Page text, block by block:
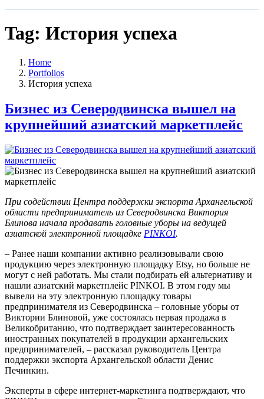
Tag: История успеха
Home
Portfolios
История успеха
Бизнес из Северодвинска вышел на
крупнейший азиатский маркетплейс
При содействии Центра поддержки экспорта Архангельской
области предприниматель из Северодвинска Виктория
Блинова начала продавать головные уборы на ведущей
азиатской электронной площадке PINKOI.
– Ранее наши компании активно реализовывали свою
продукцию через электронную площадку Etsy, но больше не
могут с ней работать. Мы стали подбирать ей альтернативу и
нашли азиатский маркетплейс PINKOI. В этом году мы
вывели на эту электронную площадку товары
предпринимателя из Северодвинска – головные уборы от
Виктории Блиновой, уже состоялась первая продажа в
Великобританию, что подтверждает заинтересованность
иностранных покупателей в продукции архангельских
предпринимателей, – рассказал руководитель Центра
поддержки экспорта Архангельской области Денис
Печинкин.
Эксперты в сфере интернет-маркетинга подтверждают, что